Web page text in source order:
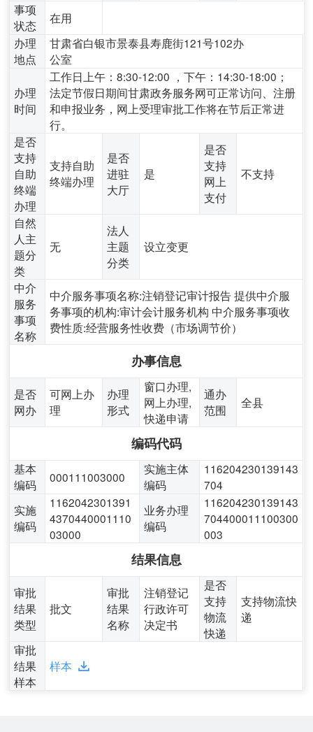
事项
状态
在用
办理
地点
甘肃省白银市景泰县寿鹿街121号102办
公室
办理
时间
工作日上午：8:30-12:00 ，下午：14:30-18:00；
法定节假日期间甘肃政务服务网可正常访问、注册
和申报业务，网上受理审批工作将在节后正常进
行。
是否
支持
自助
终端
办理
支持自助
终端办理
是否
进驻
大厅
是
是否
支持
网上
支付
不支持
自然
人主
题分
类
无
法人
主题
分类
设立变更
中介
服务
事项
名称
中介服务事项名称:注销登记审计报告 提供中介服
务事项的机构:审计会计服务机构 中介服务事项收
费性质:经营服务性收费（市场调节价）
办事信息
是否
网办
可网上办
理
办理
形式
窗口办理,
网上办理,
快递申请
通办
范围
全县
编码代码
基本
编码
000111003000
实施主体
编码
116204230139143
704
实施
编码
1162042301391
4370440001110
03000
业务办理
编码
116204230139143
704400011100300
003
结果信息
审批
结果
类型
批文
审批
结果
名称
注销登记
行政许可
决定书
是否
支持
物流
快递
支持物流快
递
审批
结果
样本
样本